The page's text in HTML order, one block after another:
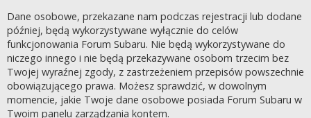
Dane osobowe, przekazane nam podczas rejestracji lub dodane
później, będą wykorzystywane wyłącznie do celów
funkcjonowania Forum Subaru. Nie będą wykorzystywane do
niczego innego i nie będą przekazywane osobom trzecim bez
Twojej wyraźnej zgody, z zastrzeżeniem przepisów powszechnie
obowiązującego prawa. Możesz sprawdzić, w dowolnym
momencie, jakie Twoje dane osobowe posiada Forum Subaru w
Twoim panelu zarządzania kontem.